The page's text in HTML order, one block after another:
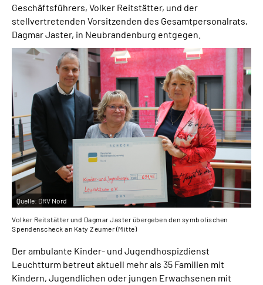
Suche
Mein Kundenportal
Geschäftsführers, Volker Reitstätter, und der
stellvertretenden Vorsitzenden des Gesamtpersonalrats,
Dagmar Jaster, in Neubrandenburg entgegen.
Quelle: DRV Nord
Volker Reitstätter und Dagmar Jaster übergeben den symbolischen
Spendenscheck an Katy Zeumer (Mitte)
Der ambulante Kinder- und Jugendhospizdienst
Leuchtturm betreut aktuell mehr als 35 Familien mit
Kindern, Jugendlichen oder jungen Erwachsenen mit